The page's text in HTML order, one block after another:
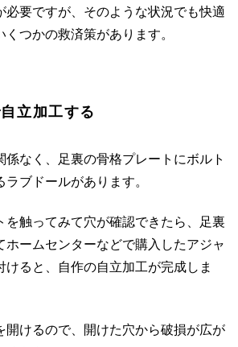
必要ですが、そのような状況でも快適
つかの救済策があります。
立加工する
係なく、足裏の骨格プレートにボルト
ブドールがあります。
を触ってみて穴が確認できたら、足裏
ホームセンターなどで購入したアジャ
けると、自作の自立加工が完成しま
開けるので、開けた穴から破損が広が